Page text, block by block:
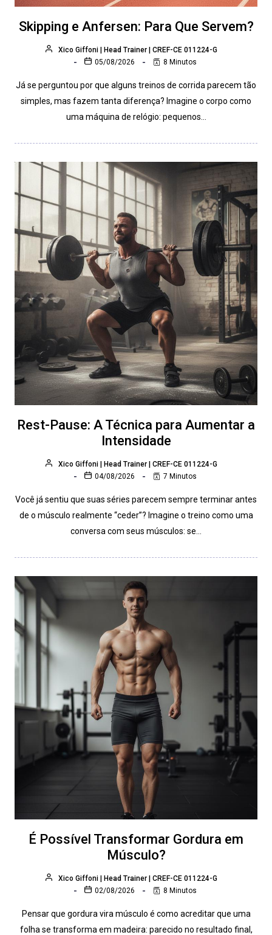
Skipping e Anfersen: Para Que Servem?
Xico Giffoni | Head Trainer | CREF-CE 011224-G
05/08/2026
8 Minutos
Já se perguntou por que alguns treinos de corrida parecem tão
simples, mas fazem tanta diferença? Imagine o corpo como
uma máquina de relógio: pequenos…
Rest-Pause: A Técnica para Aumentar a
Intensidade
Xico Giffoni | Head Trainer | CREF-CE 011224-G
04/08/2026
7 Minutos
Você já sentiu que suas séries parecem sempre terminar antes
de o músculo realmente “ceder”? Imagine o treino como uma
conversa com seus músculos: se…
É Possível Transformar Gordura em
Músculo?
Xico Giffoni | Head Trainer | CREF-CE 011224-G
02/08/2026
8 Minutos
Pensar que gordura vira músculo é como acreditar que uma
folha se transforma em madeira: parecido no resultado final,